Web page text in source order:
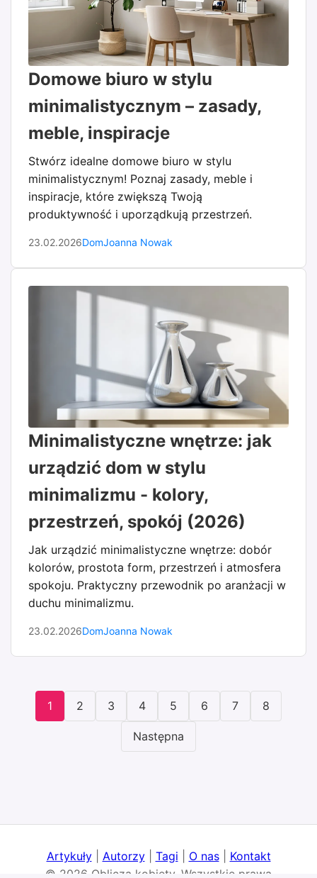
Domowe biuro w stylu
minimalistycznym – zasady,
meble, inspiracje
Stwórz idealne domowe biuro w stylu
minimalistycznym! Poznaj zasady, meble i
inspiracje, które zwiększą Twoją
produktywność i uporządkują przestrzeń.
23.02.2026DomJoanna Nowak
Minimalistyczne wnętrze: jak
urządzić dom w stylu
minimalizmu - kolory,
przestrzeń, spokój (2026)
Jak urządzić minimalistyczne wnętrze: dobór
kolorów, prostota form, przestrzeń i atmosfera
spokoju. Praktyczny przewodnik po aranżacji w
duchu minimalizmu.
23.02.2026DomJoanna Nowak
1 2 3 4 5 6 7 8
Następna
Artykuły| Autorzy| Tagi O nas| Kontakt
© 2026 Oblicza kobiety. Wszystkie prawa